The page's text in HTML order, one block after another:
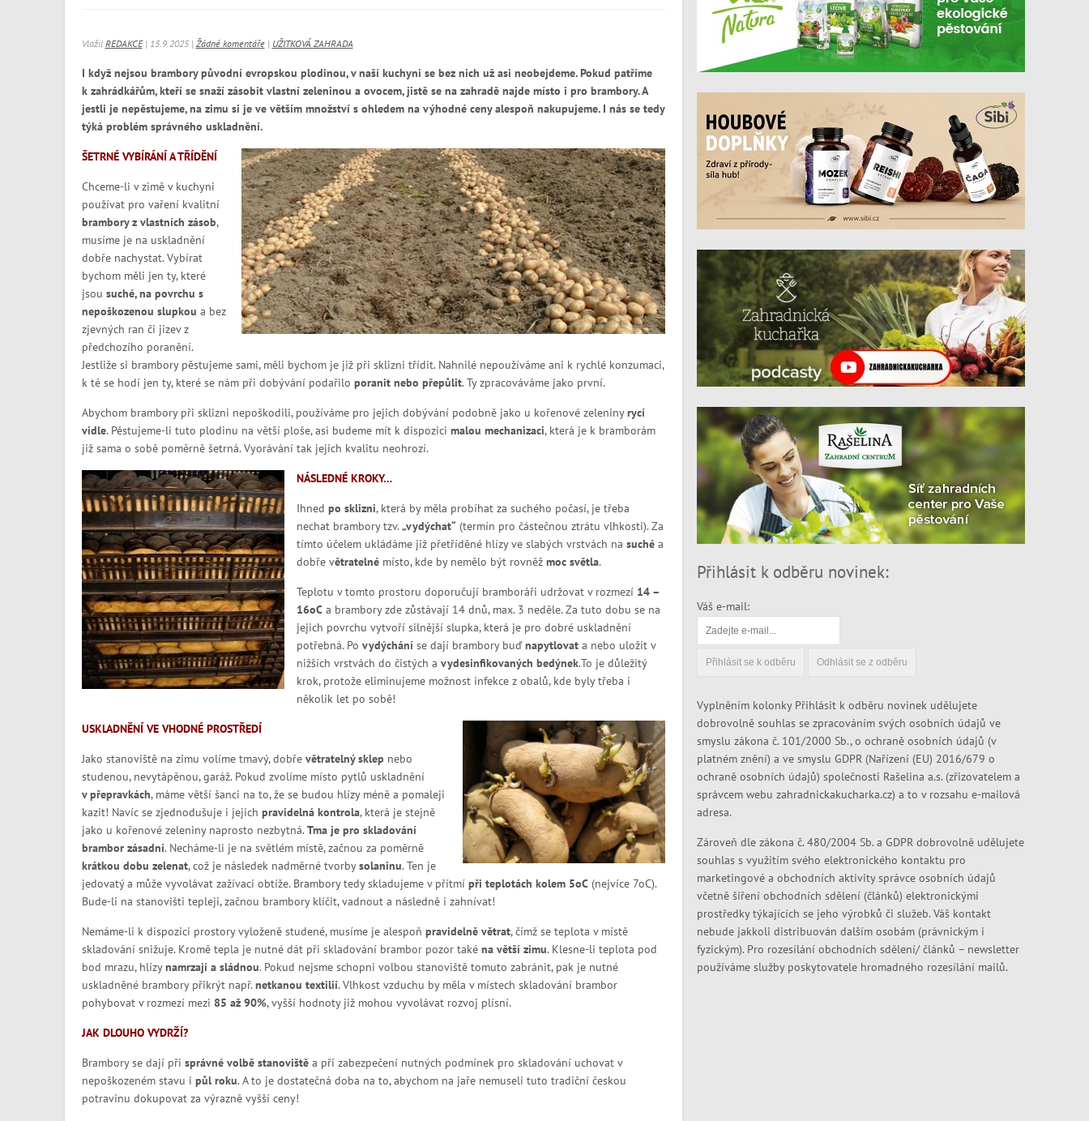
Vložil REDAKCE| 15.9.2025 | Žádné komentáře| UŽITKOVÁ ZAHRADA
I když nejsou brambory původní evropskou plodinou, v naší kuchyni se bez nich už asi neobejdeme. Pokud patříme
k zahrádkářům, kteří se snaží zásobit vlastní zeleninou a ovocem, jistě se na zahradě najde místo i pro brambory. A
jestli je nepěstujeme, na zimu si je ve větším množství s ohledem na výhodné ceny alespoň nakupujeme. I nás se tedy
týká problém správného uskladnění.
ŠETRNÉ VYBÍRÁNÍ A TŘÍDĚNÍ
Chceme-li v zimě v kuchyni
používat pro vaření kvalitní
brambory z vlastních zásob,
musíme je na uskladnění
dobře nachystat. Vybírat
bychom měli jen ty, které
jsou suché, na povrchu s
nepoškozenou slupkou a bez
zjevných ran či jizev z
předchozího poranění.
Jestliže si brambory pěstujeme sami, měli bychom je již při sklizni třídit. Nahnilé nepoužíváme ani k rychlé konzumaci,
k té se hodí jen ty, které se nám při dobývání podařilo poranit nebo přepůlit. Ty zpracováváme jako první.
Abychom brambory při sklizni nepoškodili, používáme pro jejich dobývání podobně jako u kořenové zeleninyrycí
vidle. Pěstujeme-li tuto plodinu na větší ploše, asi budeme mít k dispozici malou mechanizaci, která je k bramborám
již sama o sobě poměrně šetrná. Vyorávání tak jejich kvalitu neohrozí.
NÁSLEDNÉ KROKY…
Ihned po sklizni, která by měla probíhat za suchého počasí, je třeba
nechat brambory tzv.„vydýchat“ (termín pro částečnou ztrátu vlhkosti). Za
tímto účelem ukládáme již přetříděné hlízy ve slabých vrstvách na suchéa
dobře větratelnémísto, kde by nemělo být rovněž moc světla.
Teplotu v tomto prostoru doporučují bramboráři udržovat v rozmezí14 –
16oCa brambory zde zůstávají 14 dnů, max. 3 neděle. Za tuto dobu se na
jejich povrchu vytvoří silnější slupka, která je pro dobré uskladnění
potřebná. Po vydýcháníse dají brambory buďnapytlovata nebo uložit v
nižších vrstvách do čistých a vydesinfikovaných bedýnek.To je důležitý
krok, protože eliminujeme možnost infekce z obalů, kde byly třeba i
několik let po sobě!
USKLADNĚNÍ VE VHODNÉ PROSTŘEDÍ
Jako stanoviště na zimu volíme tmavý, dobře větratelný sklep nebo
studenou, nevytápěnou, garáž. Pokud zvolíme místo pytlů uskladnění
v přepravkách, máme větší šanci na to, že se budou hlízy méně a pomaleji
kazit! Navíc se zjednodušuje i jejich pravidelná kontrola, která je stejně
jako u kořenové zeleniny naprosto nezbytná.Tma je pro skladování
brambor zásadní. Necháme-li je na světlém místě, začnou za poměrně
krátkou dobu zelenat, což je následek nadměrné tvorbysolaninu. Ten je
jedovatý a může vyvolávat zažívací obtíže. Brambory tedy skladujeme v přítmí při teplotách kolem 5oC(nejvíce 7oC).
Bude-li na stanovišti tepleji, začnou brambory klíčit, vadnout a následně i zahnívat!
Nemáme-li k dispozici prostory vyloženě studené, musíme je alespoň pravidelně větrat, čímž se teplota v místě
skladování snižuje. Kromě tepla je nutné dát při skladování brambor pozor také na větší zimu. Klesne-li teplota pod
bod mrazu, hlízynamrzají a sládnou. Pokud nejsme schopni volbou stanoviště tomuto zabránit, pak je nutné
uskladněné brambory přikrýt např.netkanou textilií. Vlhkost vzduchu by měla v místech skladování brambor
pohybovat v rozmezí mezi 85 až 90%, vyšší hodnoty již mohou vyvolávat rozvoj plísní.
JAK DLOUHO VYDRŽÍ?
Brambory se dají při správné volbě stanovištěa při zabezpečení nutných podmínek pro skladování uchovat v
nepoškozeném stavu i půl roku. A to je dostatečná doba na to, abychom na jaře nemuseli tuto tradiční českou
potravinu dokupovat za výrazně vyšší ceny!
Přihlásit k odběru novinek:
Váš e-mail:
Vyplněním kolonky Přihlásit k odběru novinek udělujete
dobrovolně souhlas se zpracováním svých osobních údajů ve
smyslu zákona č. 101/2000 Sb., o ochraně osobních údajů (v
platném znění) a ve smyslu GDPR (Nařízení (EU) 2016/679 o
ochraně osobních údajů) společnosti Rašelina a.s. (zřizovatelem a
správcem webu zahradnickakucharka.cz) a to v rozsahu e-mailová
adresa.
Zároveň dle zákona č. 480/2004 Sb. a GDPR dobrovolně udělujete
souhlas s využitím svého elektronického kontaktu pro
marketingové a obchodních aktivity správce osobních údajů
včetně šíření obchodních sdělení (článků) elektronickými
prostředky týkajících se jeho výrobků či služeb. Váš kontakt
nebude jakkoli distribuován dalším osobám (právnickým i
fyzickým). Pro rozesílání obchodních sdělení/ článků – newsletter
používáme služby poskytovatele hromadného rozesílání mailů.